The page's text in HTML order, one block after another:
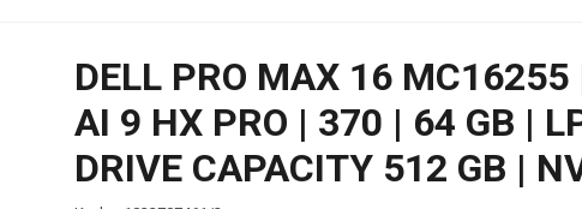
DELL PRO MAX 16
AI 9 HX PRO | 370 | 64 GB |
DRIVE CAPACITY 512 GB |